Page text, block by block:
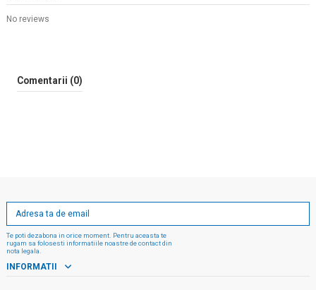
No reviews
Comentarii (0)
Te poti dezabona in orice moment. Pentru aceasta te
rugam sa folosesti informatiile noastre de contact din
nota legala.
INFORMATII